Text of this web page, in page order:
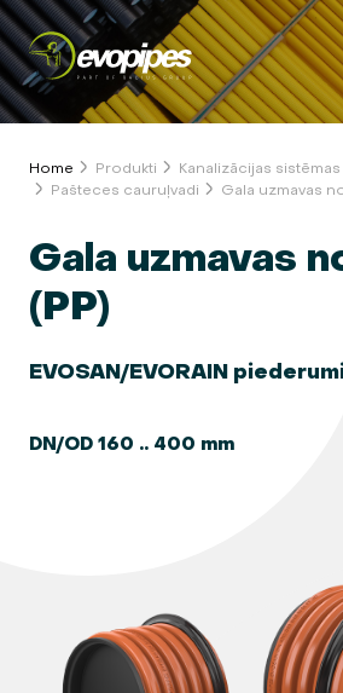
Home Produkti
Kanalizācijas sistēmas
Pašteces cauruļvadi
Gala uzmavas
Gala uzmavas
(PP)
EVOSAN/EVORAIN
DN/OD 160 .. 400 mm